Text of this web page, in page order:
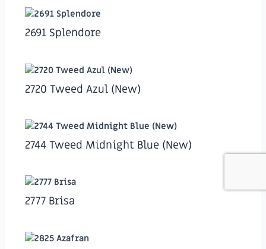
2691 Splendore
2720 Tweed Azul (New)
2744 Tweed Midnight Blue (New)
2777 Brisa